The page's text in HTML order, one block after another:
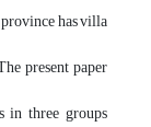
has villa
present paper
in three groups